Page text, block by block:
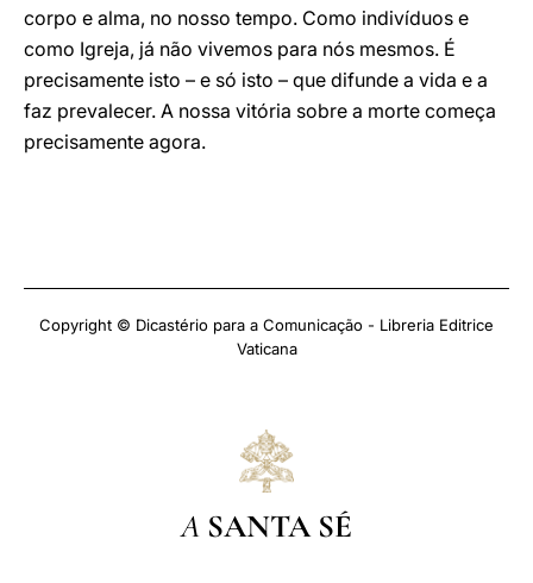
corpo e alma, no nosso tempo. Como indivíduos e
como Igreja, já não vivemos para nós mesmos. É
precisamente isto – e só isto – que difunde a vida e a
faz prevalecer. A nossa vitória sobre a morte começa
precisamente agora.
Copyright © Dicastério para a Comunicação - Libreria Editrice
Vaticana
A SANTA SÉ